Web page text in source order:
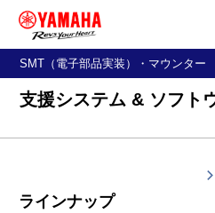
SMT（電子部品実装）・マウンター
支援システム & ソフト
ラインナップ